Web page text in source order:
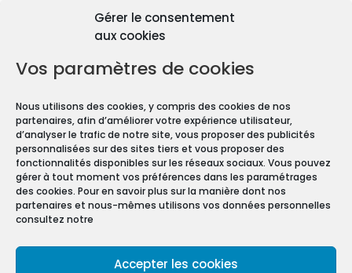
Gérer le consentement
aux cookies
Vos paramètres de cookies
Nous utilisons des cookies, y compris des cookies de nos
partenaires, afin d’améliorer votre expérience utilisateur,
d’analyser le trafic de notre site, vous proposer des publicités
personnalisées sur des sites tiers et vous proposer des
fonctionnalités disponibles sur les réseaux sociaux. Vous pouvez
gérer à tout moment vos préférences dans les paramétrages
des cookies. Pour en savoir plus sur la manière dont nos
partenaires et nous-mêmes utilisons vos données personnelles
consultez notre
Accepter les cookies
Découvrir les diagnostics
Pourquoi les diagnostics
immobiliers sont
obligatoires ?
Carrez, les diagnostics immobiliers sont devenus
obligatoires pour toute transaction immobilière.
En effet, que vous vendiez ou louiez une maison
ou un appartement, vous devez constituer un
Dossier de Diagnostic Technique (DDT).
Mentions légales